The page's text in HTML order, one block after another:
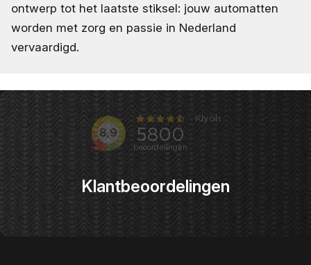
ontwerp tot het laatste stiksel: jouw automatten
worden met zorg en passie in Nederland
vervaardigd.
Klantbeoordelingen